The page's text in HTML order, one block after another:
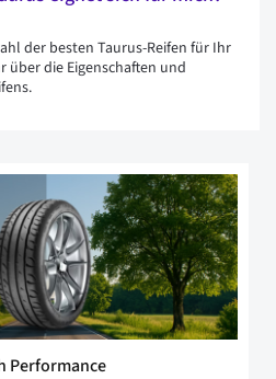
der besten Taurus-Reifen für Ihr
über die Eigenschaften und
Performance